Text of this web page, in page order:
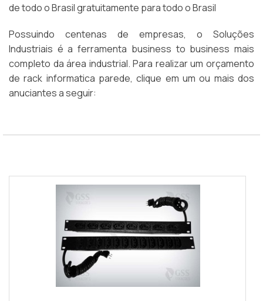
de todo o Brasil gratuitamente para todo o Brasil
Possuindo centenas de empresas, o Soluções
Industriais é a ferramenta business to business mais
completo da área industrial. Para realizar um orçamento
de rack informatica parede, clique em um ou mais dos
anuciantes a seguir: